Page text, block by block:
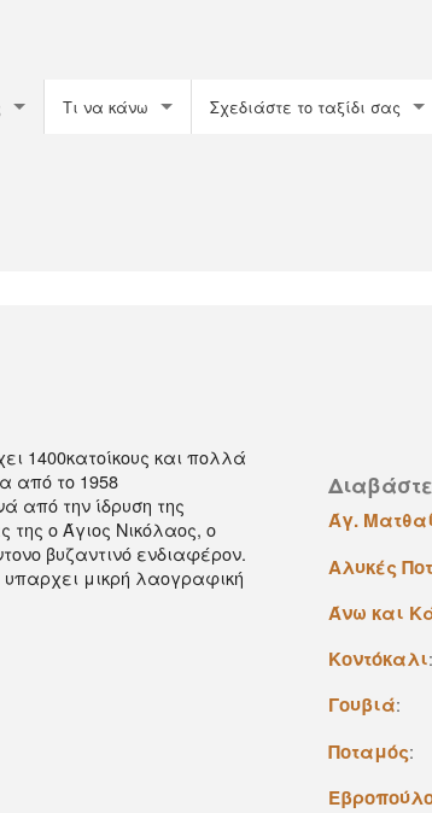
Νησιά
Τι να κάνω Σχεδιάστε το ταξίδι σας
1400κατοίκους και πολλά
από το 1958
από την ίδρυση της
της ο Άγιος Nικόλαος, ο
βυζαντινό ενδιαφέρον.
υπαρχει μικρή λαογραφική
Άγ.
Αλυκές
Άνω και
Κοντόκαλι:
Γουβιά:
Ποταμός: